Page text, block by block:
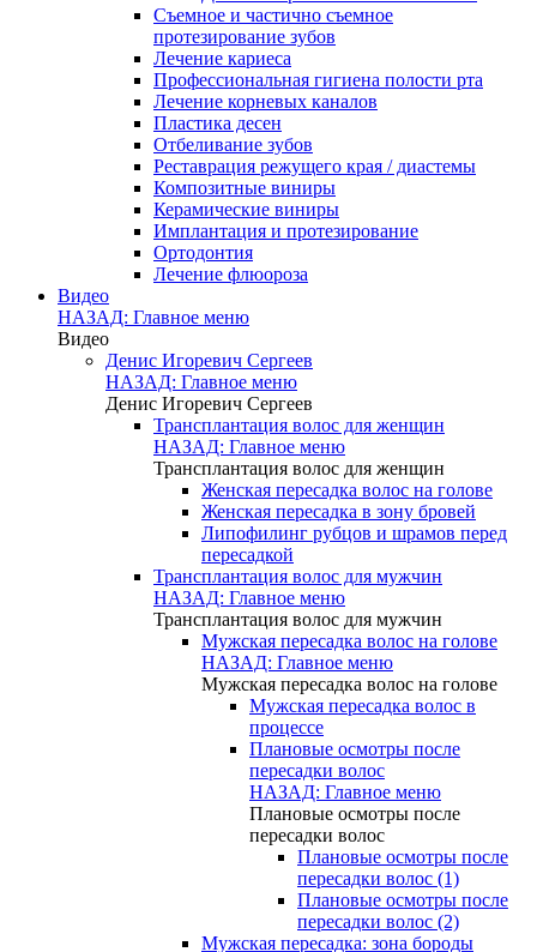
Съемное и частично съемное
протезирование зубов
Лечение кариеса
Профессиональная гигиена полости рта
Лечение корневых каналов
Пластика десен
Отбеливание зубов
Реставрация режущего края / диастемы
Композитные виниры
Керамические виниры
Имплантация и протезирование
Ортодонтия
Лечение флюороза
Видео
НАЗАД: Главное меню
Видео
Денис Игоревич Сергеев
НАЗАД: Главное меню
Денис Игоревич Сергеев
Трансплантация волос для женщин
НАЗАД: Главное меню
Трансплантация волос для женщин
Женская пересадка волос на голове
Женская пересадка в зону бровей
Липофилинг рубцов и шрамов перед
пересадкой
Трансплантация волос для мужчин
НАЗАД: Главное меню
Трансплантация волос для мужчин
Мужская пересадка волос на голове
НАЗАД: Главное меню
Мужская пересадка волос на голове
Мужская пересадка волос в
процессе
Плановые осмотры после
пересадки волос
НАЗАД: Главное меню
Плановые осмотры после
пересадки волос
Плановые осмотры после
пересадки волос (1)
Плановые осмотры после
пересадки волос (2)
Мужская пересадка: зона бороды